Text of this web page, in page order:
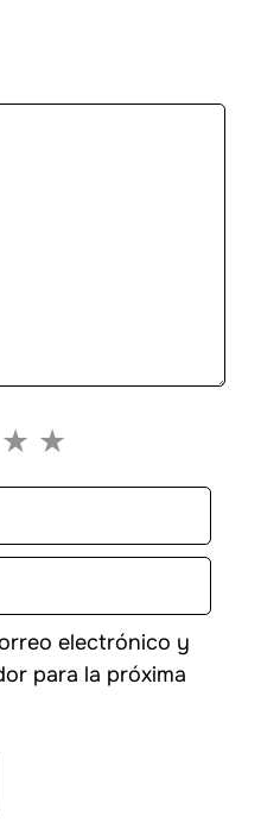
★
★
electrónico y
para la próxima